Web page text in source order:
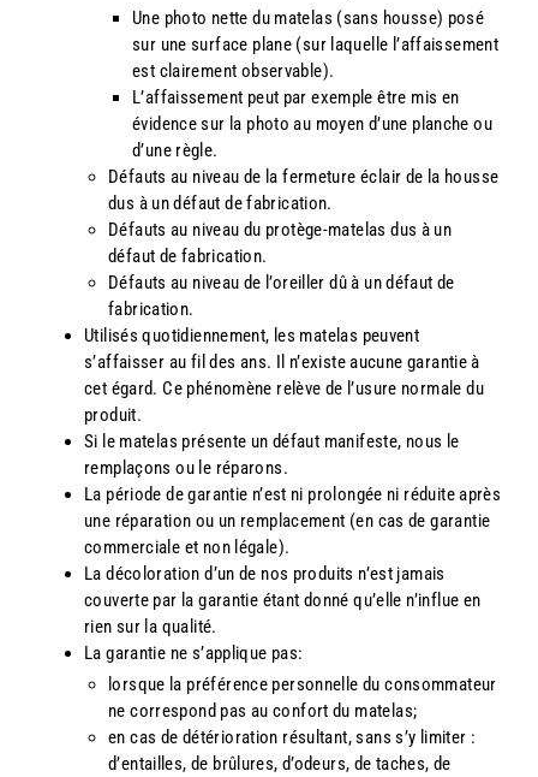
Une photo nette du matelas (sans housse) posé
sur une surface plane (sur laquelle l’affaissement
est clairement observable).
L’affaissement peut par exemple être mis en
évidence sur la photo au moyen d’une planche ou
d’une règle.
Défauts au niveau de la fermeture éclair de la housse
dus à un défaut de fabrication.
Défauts au niveau du protège-matelas dus à un
défaut de fabrication.
Défauts au niveau de l’oreiller dû à un défaut de
fabrication.
Utilisés quotidiennement, les matelas peuvent
s’affaisser au fil des ans. Il n’existe aucune garantie à
cet égard. Ce phénomène relève de l’usure normale du
produit.
Si le matelas présente un défaut manifeste, nous le
remplaçons ou le réparons.
La période de garantie n’est ni prolongée ni réduite après
une réparation ou un remplacement (en cas de garantie
commerciale et non légale).
La décoloration d’un de nos produits n’est jamais
couverte par la garantie étant donné qu’elle n’influe en
rien sur la qualité.
La garantie ne s’applique pas:
lorsque la préférence personnelle du consommateur
ne correspond pas au confort du matelas;
en cas de détérioration résultant, sans s’y limiter :
d’entailles, de brûlures, d’odeurs, de taches, de